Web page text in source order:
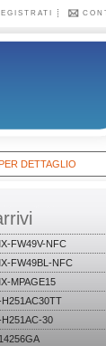
FW49V-NFC
FW49BL-NFC
MPAGE15
30